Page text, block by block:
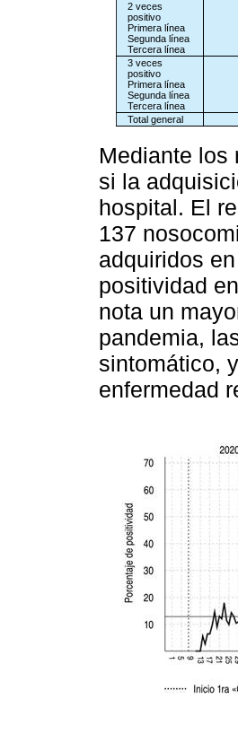
2 veces
positivo
Primera línea
Segunda línea
Tercera línea
3 veces
positivo
Primera línea
Segunda línea
Tercera línea
Total general
Mediante los
si la
hospital. El
137
adquiridos
positividad
nota un
pandemia,
sintomático,
enfermedad